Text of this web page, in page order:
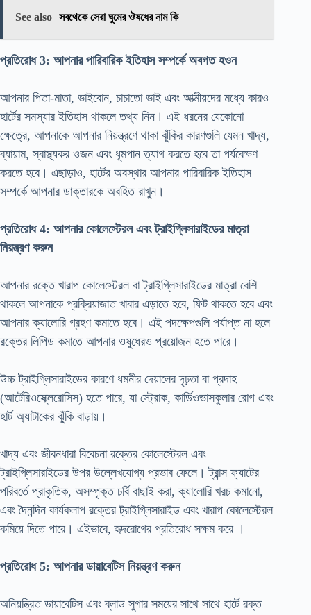
See also সবথেকে সেরা ঘুমের ঔষধের নাম কি
প্রতিরোধ 3: আপনার পারিবারিক ইতিহাস সম্পর্কে অবগত হওন
আপনার পিতা-মাতা, ভাইবোন, চাচাতো ভাই এবং আত্মীয়দের মধ্যে কারও
হার্টের সমস্যার ইতিহাস থাকলে তথ্য নিন। এই ধরনের যেকোনো
ক্ষেত্রে, আপনাকে আপনার নিয়ন্ত্রণে থাকা ঝুঁকির কারণগুলি যেমন খাদ্য,
ব্যায়াম, স্বাস্থ্যকর ওজন এবং ধূমপান ত্যাগ করতে হবে তা পর্যবেক্ষণ
করতে হবে। এছাড়াও, হার্টের অবস্থার আপনার পারিবারিক ইতিহাস
সম্পর্কে আপনার ডাক্তারকে অবহিত রাখুন।
প্রতিরোধ 4: আপনার কোলেস্টেরল এবং ট্রাইগ্লিসারাইডের মাত্রা
নিয়ন্ত্রণ করুন
আপনার রক্তে খারাপ কোলেস্টেরল বা ট্রাইগ্লিসারাইডের মাত্রা বেশি
থাকলে আপনাকে প্রক্রিয়াজাত খাবার এড়াতে হবে, ফিট থাকতে হবে এবং
আপনার ক্যালোরি গ্রহণ কমাতে হবে। এই পদক্ষেপগুলি পর্যাপ্ত না হলে
রক্তের লিপিড কমাতে আপনার ওষুধেরও প্রয়োজন হতে পারে।
উচ্চ ট্রাইগ্লিসারাইডের কারণে ধমনীর দেয়ালের দৃঢ়তা বা প্রদাহ
(আর্টেরিওস্ক্লেরোসিস) হতে পারে, যা স্ট্রোক, কার্ডিওভাসকুলার রোগ এবং
হার্ট অ্যাটাকের ঝুঁকি বাড়ায়।
খাদ্য এবং জীবনধারা বিবেচনা রক্তের কোলেস্টেরল এবং
ট্রাইগ্লিসারাইডের উপর উল্লেখযোগ্য প্রভাব ফেলে। ট্রান্স ফ্যাটের
পরিবর্তে প্রাকৃতিক, অসম্পৃক্ত চর্বি বাছাই করা, ক্যালোরি খরচ কমানো,
এবং দৈনন্দিন কার্যকলাপ রক্তের ট্রাইগ্লিসারাইড এবং খারাপ কোলেস্টেরল
কমিয়ে দিতে পারে। এইভাবে, হৃদরোগের প্রতিরোধ সক্ষম করে ।
প্রতিরোধ 5: আপনার ডায়াবেটিস নিয়ন্ত্রণ করুন
অনিয়ন্ত্রিত ডায়াবেটিস এবং ব্লাড সুগার সময়ের সাথে সাথে হার্টে রক্ত ​​